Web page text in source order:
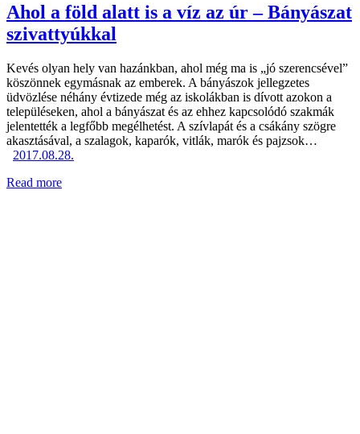
Ahol a föld alatt is a víz az úr – Bányászat
szivattyúkkal
Kevés olyan hely van hazánkban, ahol még ma is „jó szerencsével”
köszönnek egymásnak az emberek. A bányászok jellegzetes
üdvözlése néhány évtizede még az iskolákban is dívott azokon a
településeken, ahol a bányászat és az ehhez kapcsolódó szakmák
jelentették a legfőbb megélhetést. A szívlapát és a csákány szögre
akasztásával, a szalagok, kaparók, vitlák, marók és pajzsok…
2017.08.28.
Read more